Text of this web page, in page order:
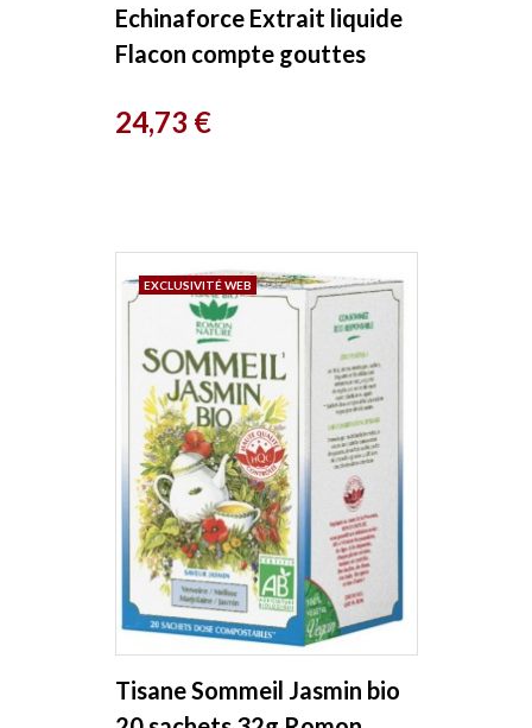
Echinaforce Extrait liquide
Flacon compte gouttes
Prix
24,73 €
Tisane Sommeil Jasmin bio
EXCLUSIVITÉ WEB